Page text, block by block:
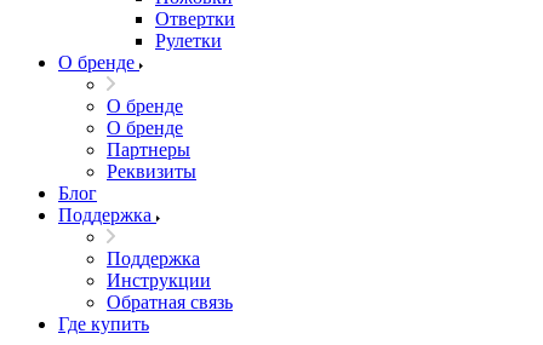
Отвертки
Рулетки
О бренде
О бренде
О бренде
Партнеры
Реквизиты
Блог
Поддержка
Поддержка
Инструкции
Обратная связь
Где купить